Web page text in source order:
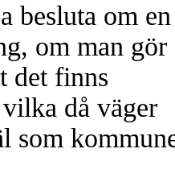
besluta om en
om man gör
det finns
då väger
som